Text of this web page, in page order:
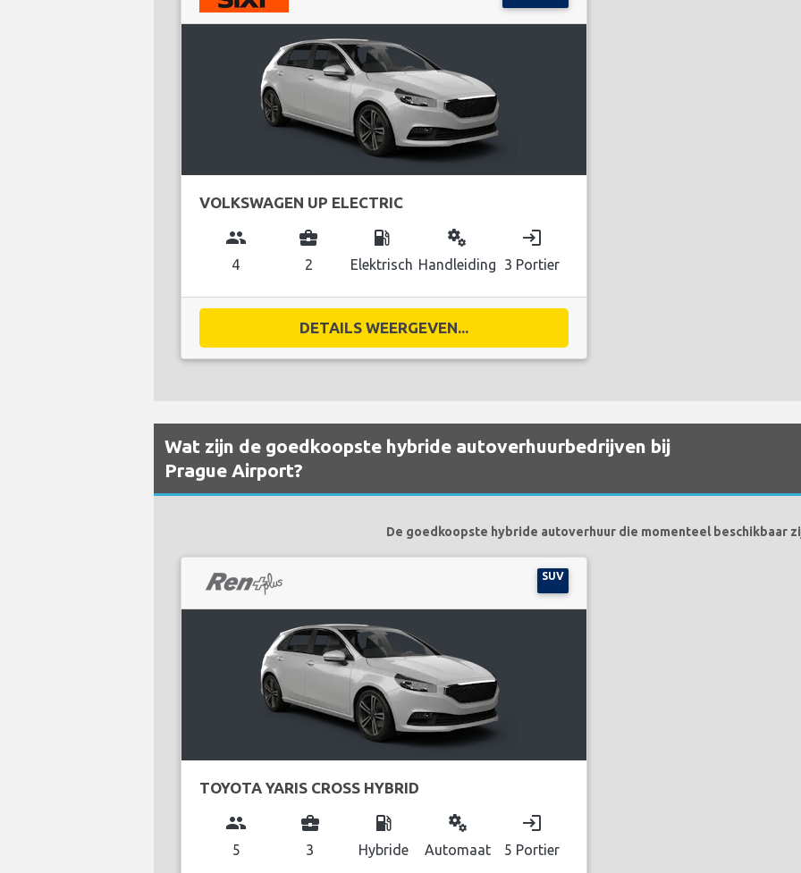
VOLKSWAGEN UP ELECTRIC
group
4
business_center
2
local_gas_station
Elektrisch
miscellaneous_services
Handleiding
login
3 Portier
DETAILS WEERGEVEN...
Wat zijn de goedkoopste hybride autoverhuurbedrijven bij
Prague Airport?
De goedkoopste hybride autoverhuur die momenteel beschikbaar
SUV
TOYOTA YARIS CROSS HYBRID
group
5
business_center
3
local_gas_station
Hybride
miscellaneous_services
Automaat
login
5 Portier